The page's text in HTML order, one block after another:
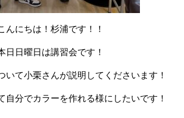
んにちは！杉浦です！！
日日曜日は講習会です！
いて小栗さんが説明してくださいます！
自分でカラーを作れる様にしたいです！